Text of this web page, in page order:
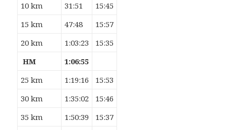
10 km
31:51
15:45
15 km
47:48
15:57
20 km
1:03:23
15:35
HM
1:06:55
25 km
1:19:16
15:53
30 km
1:35:02
15:46
35 km
1:50:39
15:37